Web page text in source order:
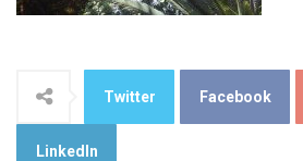
Twitter Facebook
LinkedIn